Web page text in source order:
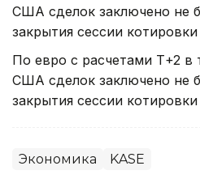
США сделок заключено не
закрытия сессии
По евро с расчетами Т+2 в
США сделок заключено не
закрытия сессии
Экономика KASE